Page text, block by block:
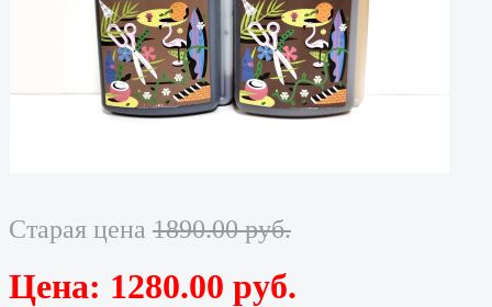
Старая цена 1890.00 руб.
Цена: 1280.00 руб.